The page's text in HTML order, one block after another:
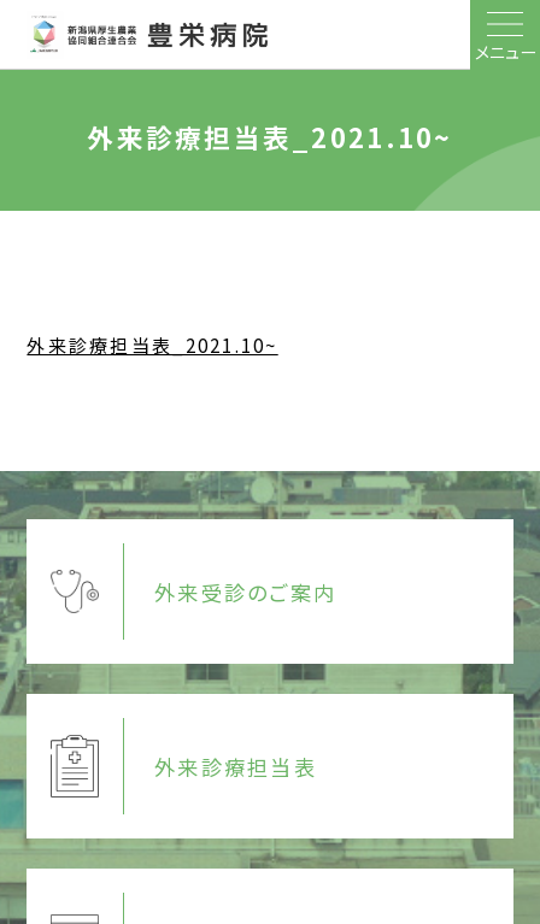
メニュー
外来診療担当表_2021.10~
外来診療担当表_2021.10~
外来受診のご案内
外来診療担当表